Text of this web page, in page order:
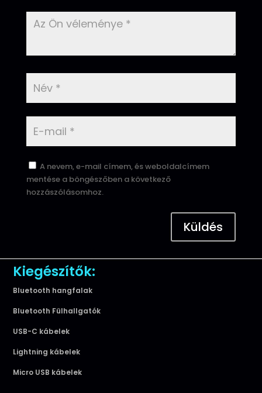
A nevem, e-mail címem, és weboldalcímem
mentése a böngészőben a következő
hozzászólásomhoz.
Küldés
Kiegészítők:
Bluetooth hangfalak
Bluetooth Fülhallgatók
USB-C kábelek
Lightning kábelek
Micro USB kábelek